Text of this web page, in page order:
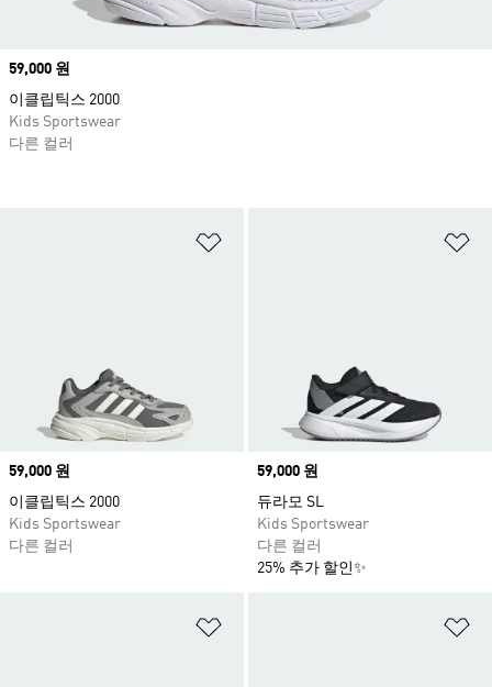
Price
59,000 원
이클립틱스 2000
Kids Sportswear
다른 컬러
Price
59,000 원
듀라모 SL
Kids Sportswear
다른 컬러
25% 추가 할인✨
Price
59,000 원
이클립틱스 2000
Kids Sportswear
다른 컬러